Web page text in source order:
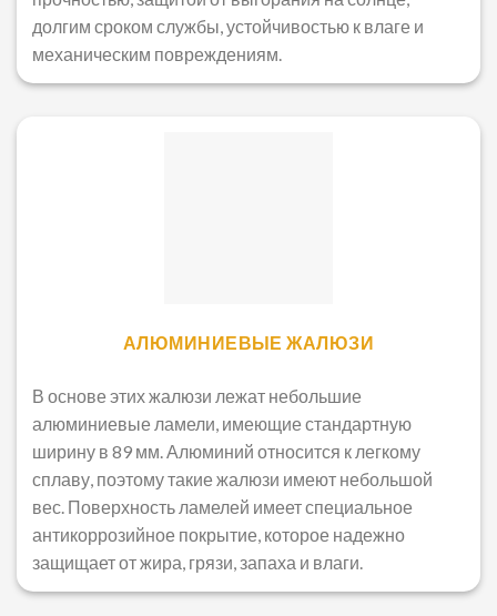
долгим сроком службы, устойчивостью к влаге и
механическим повреждениям.
АЛЮМИНИЕВЫЕ ЖАЛЮЗИ
В основе этих жалюзи лежат небольшие
алюминиевые ламели, имеющие стандартную
ширину в 89 мм. Алюминий относится к легкому
сплаву, поэтому такие жалюзи имеют небольшой
вес. Поверхность ламелей имеет специальное
антикоррозийное покрытие, которое надежно
защищает от жира, грязи, запаха и влаги.